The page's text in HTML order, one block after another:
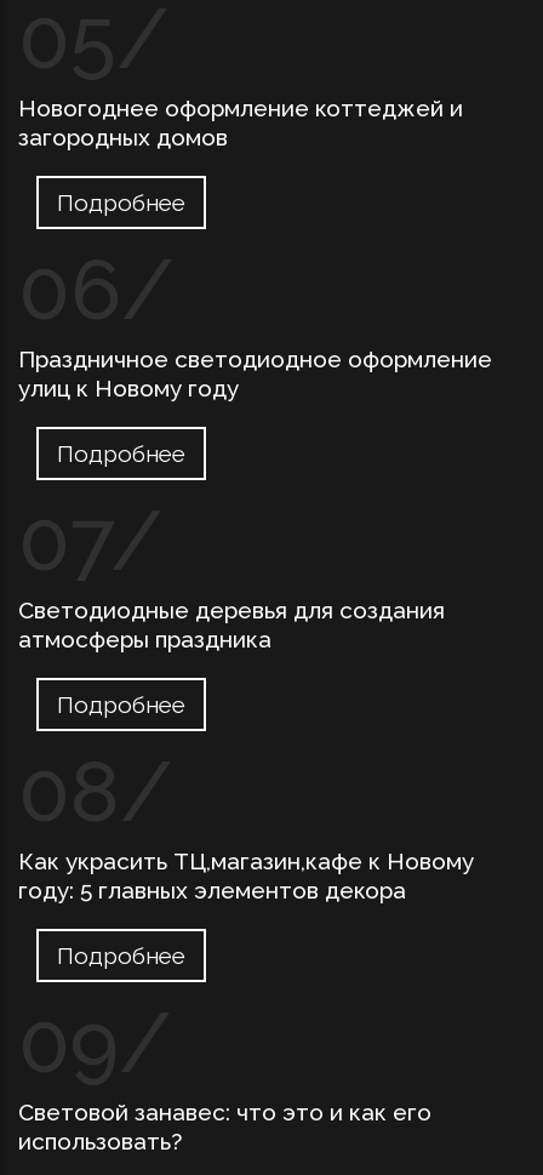
Новогоднее оформление коттеджей и
загородных домов
Подробнее
Праздничное светодиодное оформление
улиц к Новому году
Подробнее
Светодиодные деревья для создания
атмосферы праздника
Подробнее
Как украсить ТЦ,магазин,кафе к Новому
году: 5 главных элементов декора
Подробнее
Световой занавес: что это и как его
использовать?